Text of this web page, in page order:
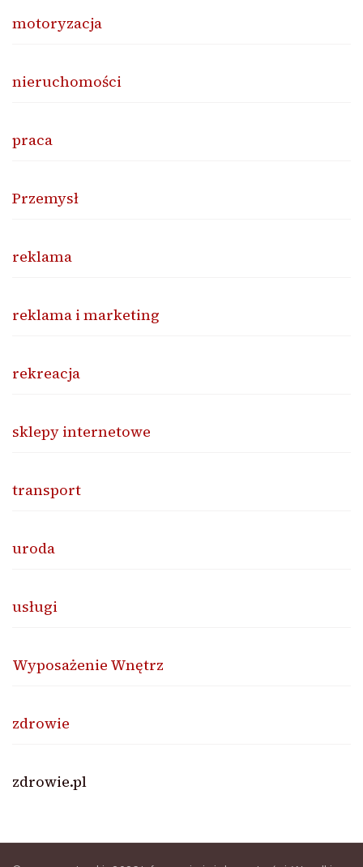
motoryzacja
nieruchomości
praca
Przemysł
reklama
reklama i marketing
rekreacja
sklepy internetowe
transport
uroda
usługi
Wyposażenie Wnętrz
zdrowie
zdrowie.pl